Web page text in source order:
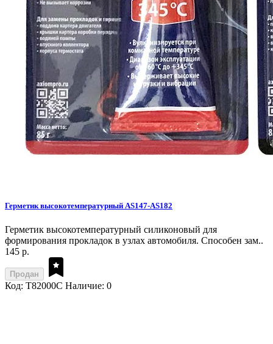
Герметик высокотемпературный AS147-AS182
Герметик высокотемпературный силиконовый для
формирования прокладок в узлах автомобиля. Способен зам..
145 р.
Продан
Код: T82000C Наличие: 0